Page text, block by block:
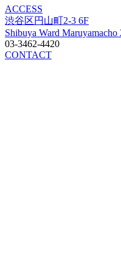
ACCESS
渋谷区円山町2-3 6F
Shibuya Ward Maruyamacho
03-3462-4420
CONTACT